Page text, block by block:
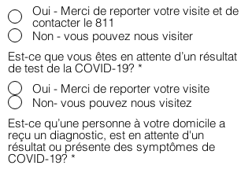
Oui - Merci de reporter votre visite et de
contacter le 811
Non - vous pouvez nous visiter
Est-ce que vous êtes en attente d’un résultat
de test de la COVID-19? *
Oui - Merci de reporter votre visite
Non- vous pouvez nous visitez
Est-ce qu’une personne à votre domicile a
reçu un diagnostic, est en attente d'un
résultat ou présente des symptômes de
COVID-19? *